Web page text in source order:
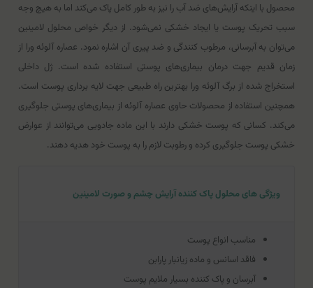
محصول با اینکه آرایش‌های ضد آب را نیز به طور کامل پاک می‌کند اما به هیچ وجه
سبب تحریک پوست یا ایجاد خشکی نمی‌شود. از دیگر خواص محلول لامینین
می‌توان به آبرسانی، مرطوب کنندگی و ضد پیری آن اشاره نمود. عصاره آلوئه ورا از
زمان قدیم جهت درمان بیماری‌های پوستی استفاده شده است. ژل داخلی
استخراج شده از برگ آلوئه ورا بهترین راه طبیعی جهت لایه برداری پوست است.
همچنین استفاده از محصولات حاوی عصاره آلوئه از بیماری‌های پوستی جلوگیری
می‌کند. کسانی که پوست خشکی دارند با این ماده جادویی می‌توانند از عوارض
خشکی پوست جلوگیری کرده و رطوبت لازم را به پوست خود هدیه دهند.
ویژگی های محلول پاک کننده آرایش چشم و صورت لامینین
مناسب انواع پوست
فاقد اسانس و ماده زیانبار پارابن
آبرسان و پاک کننده بسیار ملایم پوست